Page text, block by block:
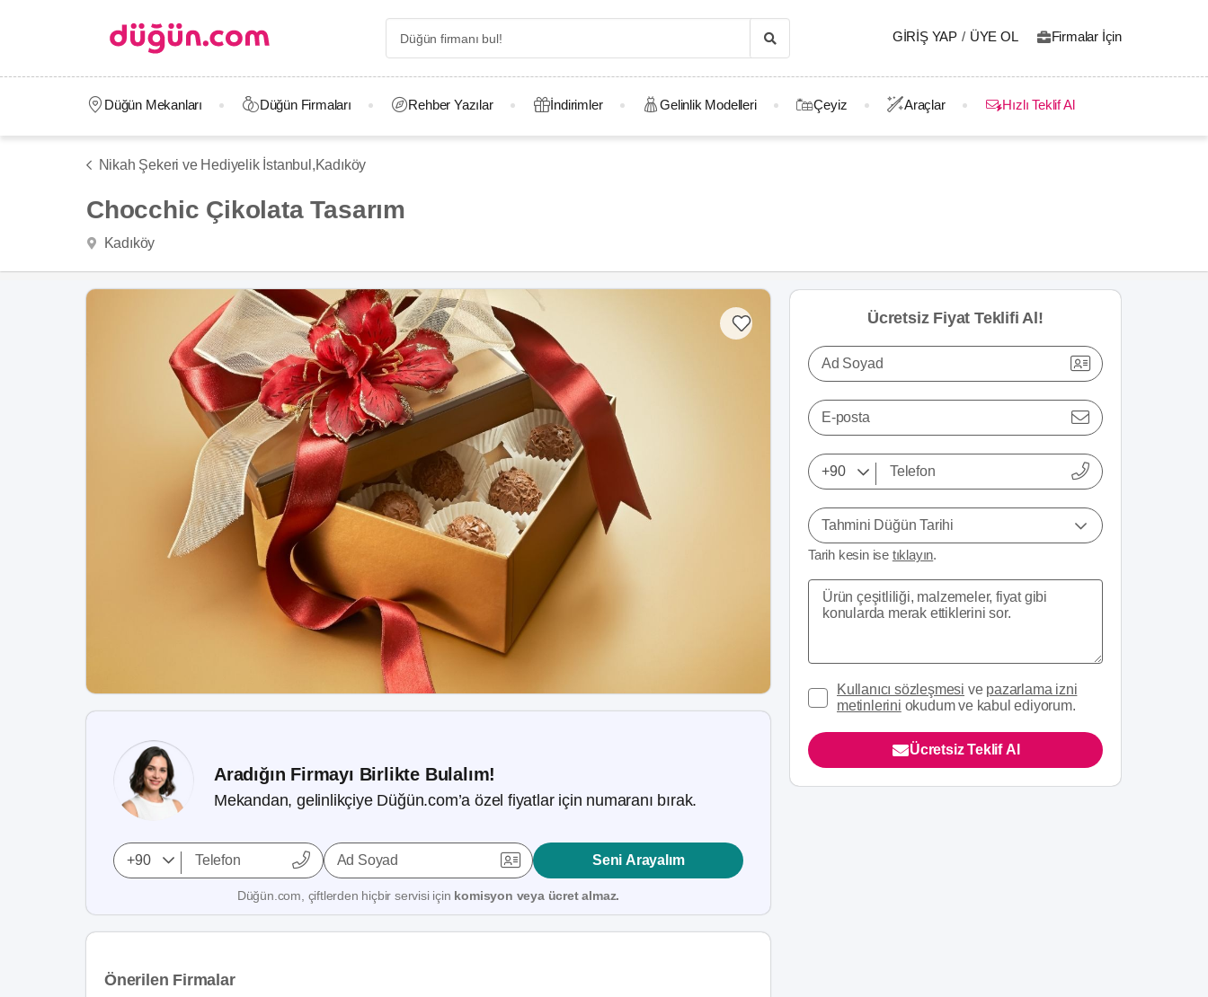
GIRIŞ YAP / ÜYE OL Firmalar İçin
Düğün Mekanları Düğün Firmaları Rehber Yazılar İndirimler Gelinlik Modelleri Çeyiz Araçlar Hızlı Teklif Al
Nikah Şekeri ve Hediyelik İstanbul,Kadıköy
Chocchic Çikolata Tasarım
Kadıköy
Aradığın Firmayı Birlikte Bulalım!
Mekandan, gelinlikçiye Düğün.com’a özel fiyatlar için numaranı bırak.
Ad Soyad Seni Arayalım
Düğün.com, çiftlerden hiçbir servisi için komisyon veya ücret almaz.
Önerilen Firmalar
Ücretsiz Fiyat Teklifi Al!
Ad Soyad
E-posta
Tahmini Düğün Tarihi
Tarih kesin ise tıklayın.
Kullanıcı sözleşmesi ve pazarlama izni
metinlerini okudum ve kabul ediyorum.
Ücretsiz Teklif Al